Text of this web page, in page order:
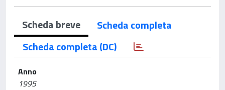
Scheda breve
Scheda completa
Scheda completa (DC)
Anno
1995